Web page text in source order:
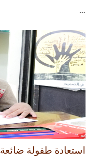
…
استعادة طفولة ضائعة